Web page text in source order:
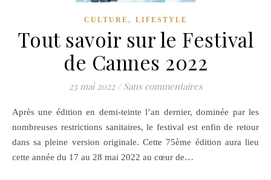
CULTURE , LIFESTYLE
Tout savoir sur le Festival
de Cannes 2022
23 mai 2022 / Sans commentaires
Après une édition en demi-teinte l’an dernier, dominée par les
nombreuses restrictions sanitaires, le festival est enfin de retour
dans sa pleine version originale. Cette 75ème édition aura lieu
cette année du 17 au 28 mai 2022 au cœur de…